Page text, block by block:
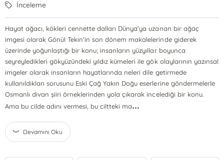
İnceleme
Hayat ağacı, kökleri cennette dalları Dünya'ya uzanan bir ağaç
imgesi olarak Gönül Tekin'in son dönem makalelerinde giderek
üzerinde yoğunlaştığı bir konu; insanların yüzyıllar boyunca
seyreyledikleri gökyüzündeki yıldız kümeleri ile gök olaylarının yazınsal
imgeler olarak insanların hayatlarında neleri dile getirmede
kullanıldıkları sorusunu Eski Çağ Yakın Doğu eserlerine göndermelerle
Osmanlı divan şiiri örneklerinden yola çıkarak incelediği bir konu.
Ama bu cilde adını vermesi, bu ciltteki ma...
Devamını Oku